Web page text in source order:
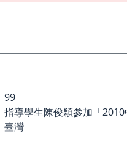
99
指導學生陳俊穎參加「
臺灣